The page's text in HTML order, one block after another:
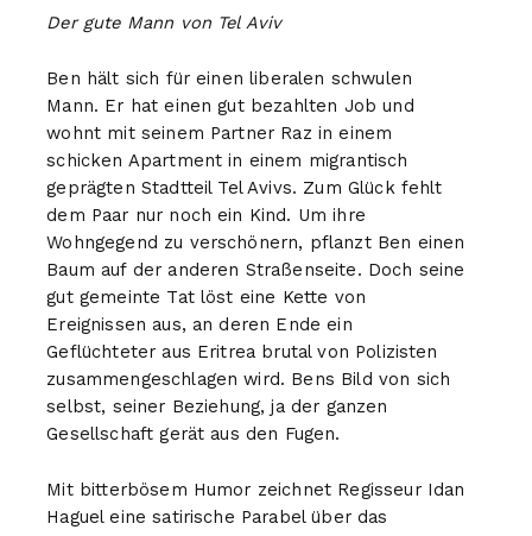
Der gute Mann von Tel Aviv
Ben hält sich für einen liberalen schwulen
Mann. Er hat einen gut bezahlten Job und
wohnt mit seinem Partner Raz in einem
schicken Apartment in einem migrantisch
geprägten Stadtteil Tel Avivs. Zum Glück fehlt
dem Paar nur noch ein Kind. Um ihre
Wohngegend zu verschönern, pflanzt Ben einen
Baum auf der anderen Straßenseite. Doch seine
gut gemeinte Tat löst eine Kette von
Ereignissen aus, an deren Ende ein
Geflüchteter aus Eritrea brutal von Polizisten
zusammengeschlagen wird. Bens Bild von sich
selbst, seiner Beziehung, ja der ganzen
Gesellschaft gerät aus den Fugen.
Mit bitterbösem Humor zeichnet Regisseur Idan
Haguel eine satirische Parabel über das